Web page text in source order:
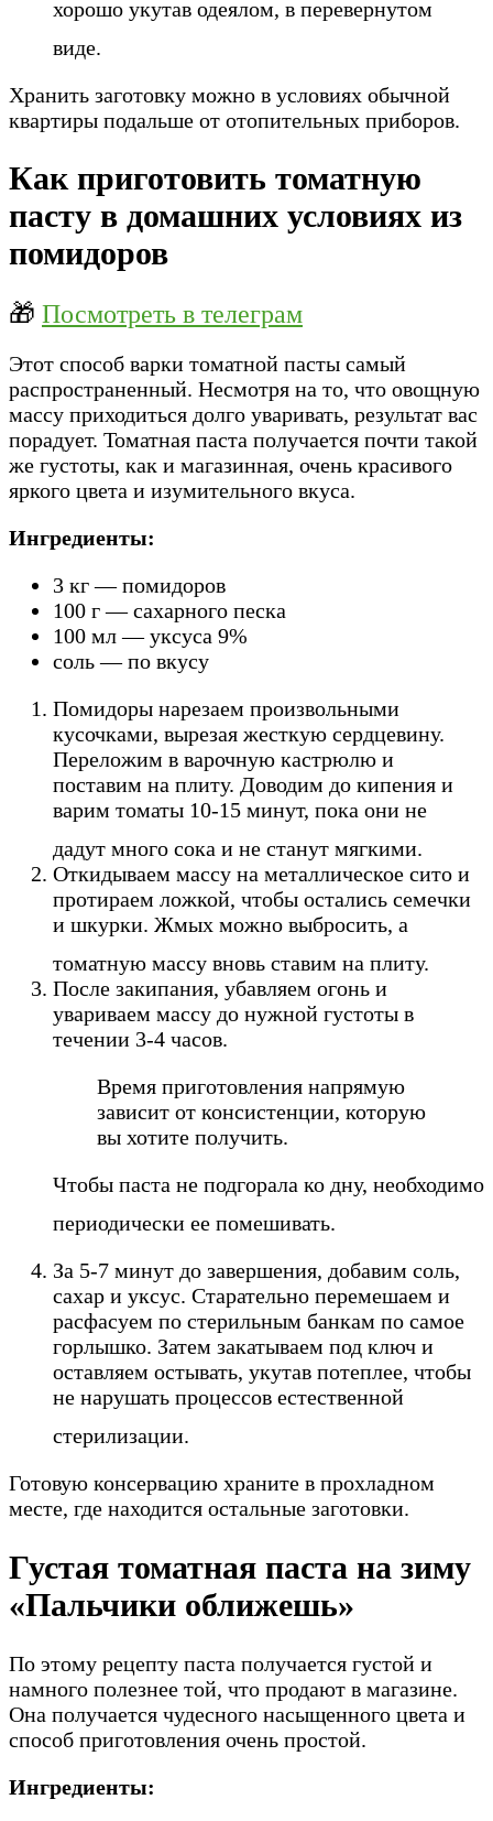
хорошо укутав одеялом, в перевернутом
виде.
Хранить заготовку можно в условиях обычной
квартиры подальше от отопительных приборов.
Как приготовить томатную
пасту в домашних условиях из
помидоров
🎁 Посмотреть в телеграм
Этот способ варки томатной пасты самый
распространенный. Несмотря на то, что овощную
массу приходиться долго уваривать, результат вас
порадует. Томатная паста получается почти такой
же густоты, как и магазинная, очень красивого
яркого цвета и изумительного вкуса.
Ингредиенты:
3 кг — помидоров
100 г — сахарного песка
100 мл — уксуса 9%
соль — по вкусу
Помидоры нарезаем произвольными
кусочками, вырезая жесткую сердцевину.
Переложим в варочную кастрюлю и
поставим на плиту. Доводим до кипения и
варим томаты 10-15 минут, пока они не
дадут много сока и не станут мягкими.
Откидываем массу на металлическое сито и
протираем ложкой, чтобы остались семечки
и шкурки. Жмых можно выбросить, а
томатную массу вновь ставим на плиту.
После закипания, убавляем огонь и
увариваем массу до нужной густоты в
течении 3-4 часов.
Время приготовления напрямую
зависит от консистенции, которую
вы хотите получить.
Чтобы паста не подгорала ко дну, необходимо
периодически ее помешивать.
За 5-7 минут до завершения, добавим соль,
сахар и уксус. Старательно перемешаем и
расфасуем по стерильным банкам по самое
горлышко. Затем закатываем под ключ и
оставляем остывать, укутав потеплее, чтобы
не нарушать процессов естественной
стерилизации.
Готовую консервацию храните в прохладном
месте, где находится остальные заготовки.
Густая томатная паста на зиму
«Пальчики оближешь»
По этому рецепту паста получается густой и
намного полезнее той, что продают в магазине.
Она получается чудесного насыщенного цвета и
способ приготовления очень простой.
Ингредиенты: